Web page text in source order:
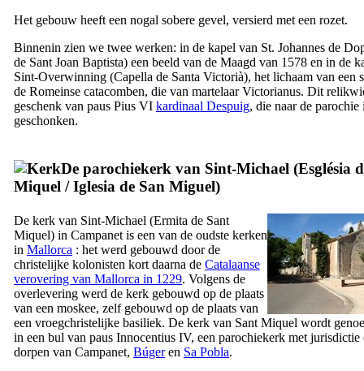
Het gebouw heeft een nogal sobere gevel, versierd met een rozet.
Binnenin zien we twee werken: in de kapel van St. Johannes de
de Sant Joan Baptista) een beeld van de Maagd van 1578 en in de
Sint-Overwinning (Capella de Santa Victorià), het lichaam van een
de Romeinse catacomben, die van martelaarVictorianus. Dit
geschenk van paus Pius VI kardinaal Despuig, die naar de parochie
geschonken.
De parochiekerk van Sint-Michael (Església
Miquel /Iglesia de San Miguel)
De kerk van Sint-Michael (Ermita de Sant
Miquel) in Campanet is een van de oudste kerken
in Mallorca : het werd gebouwd door de
christelijke kolonisten kort daarna de Catalaanse
verovering van Mallorca in 1229. Volgens de
overlevering werd de kerk gebouwd op de plaats
van een moskee, zelf gebouwd op de plaats van
een vroegchristelijke basiliek. De kerk van Sant Miquel wordt
in een bul van paus Innocentius IV, een parochiekerk met jurisdictie
dorpen van Campanet, Búgeren Sa Pobla.